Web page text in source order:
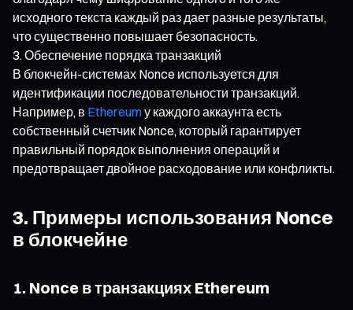
исходного текста каждый раз дает разные результаты,
что существенно повышает безопасность.
Обеспечение порядка транзакций
В блокчейн-системах Nonce используется для
идентификации последовательности транзакций.
Например, в Ethereumу каждого аккаунта есть
собственный счетчик Nonce, который гарантирует
правильный порядок выполнения операций и
предотвращает двойное расходование или конфликты.
3. Примеры использования Nonce
в блокчейне
1. Nonce в транзакциях Ethereum